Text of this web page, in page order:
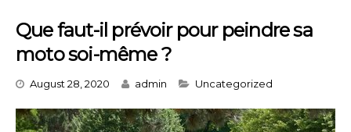
Que faut-il prévoir pour peindre sa
moto soi-même ?
August 28, 2020 admin Categories
Uncategorized